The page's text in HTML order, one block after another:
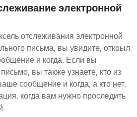
электронной
отслеживания электронной
письма, вы увидите, открыл
и когда. Если вы
вы также узнаете, кто из
сообщение и когда, а кто нет.
когда вам нужно проследить